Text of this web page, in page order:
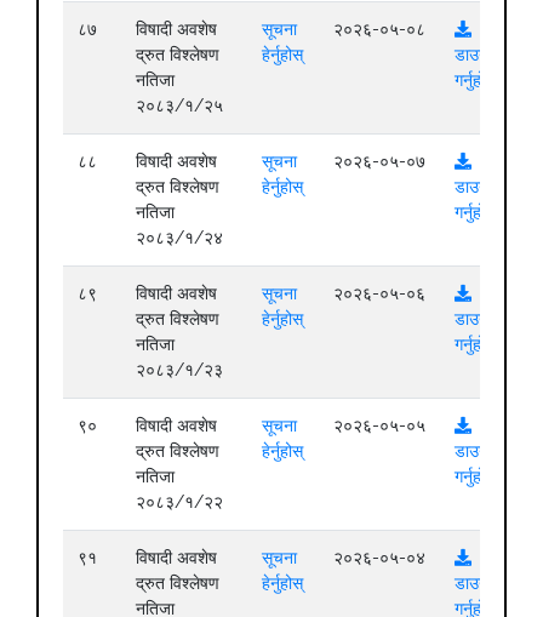
८७
विषादी अवशेष
द्रुत विश्लेषण
नतिजा
२०८३/१/२५
सूचना
हेर्नुहोस्
२०२६-०५-०८
डाउनलोड
गर्नुहोस्
८८
विषादी अवशेष
द्रुत विश्लेषण
नतिजा
२०८३/१/२४
सूचना
हेर्नुहोस्
२०२६-०५-०७
डाउनलोड
गर्नुहोस्
८९
विषादी अवशेष
द्रुत विश्लेषण
नतिजा
२०८३/१/२३
सूचना
हेर्नुहोस्
२०२६-०५-०६
डाउनलोड
गर्नुहोस्
९०
विषादी अवशेष
द्रुत विश्लेषण
नतिजा
२०८३/१/२२
सूचना
हेर्नुहोस्
२०२६-०५-०५
डाउनलोड
गर्नुहोस्
९१
विषादी अवशेष
द्रुत विश्लेषण
नतिजा
सूचना
हेर्नुहोस्
२०२६-०५-०४
डाउनलोड
गर्नुहोस्